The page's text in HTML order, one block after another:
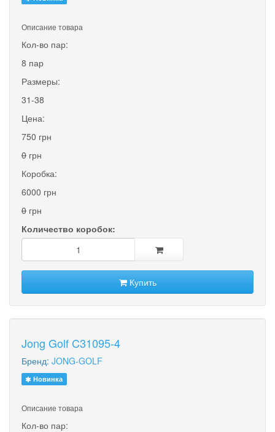
Описание товара
Кол-во пар:
8 пар
Размеры:
31-38
Цена:
750 грн
0 грн
Коробка:
6000 грн
0 грн
Количество коробок:
Купить
Jong Golf C31095-4
Бренд: JONG-GOLF
Новинка
Описание товара
Кол-во пар: